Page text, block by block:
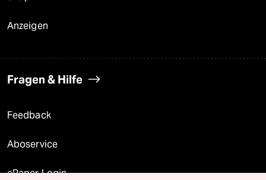
Anzeigen
Fragen & Hilfe
Feedback
Aboservice
ePaper Login